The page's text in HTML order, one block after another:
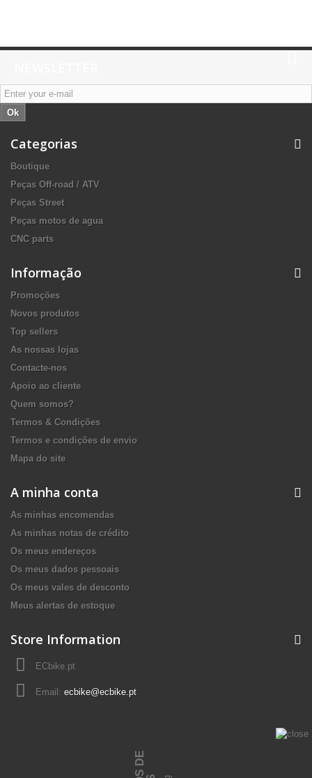
Ok
Categorias
Boutique
Peças Off-road / ATV
Peças Street
Peças motos de agua
CNC parts
Informação
Promoções
Novos produtos
Top sellers
As nossas lojas
Contacte-nos
Apoio ao cliente
Quem somos?
Termos & Condições
Termos e condições de envio
Mapa do site
A minha conta
As minhas encomendas
As minhas notas de crédito
Os meus endereços
Os meus dados pessoais
Os meus vales de desconto
Meus alertas de estoque
Store Information
ECbike.pt
Email: ecbike@ecbike.pt